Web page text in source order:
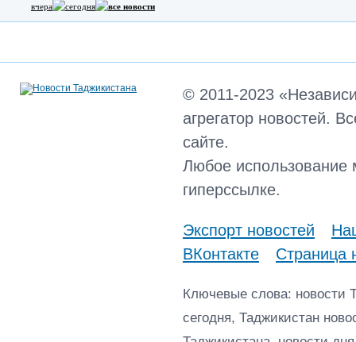
вчера сегодня все новости
© 2011-2023
агрегатор новостей.
сайте.
Любое использование
гиперссылке.
Экспорт новостей
ВКонтакте
Страница
Ключевые слова: новости
сегодня, Таджикистан